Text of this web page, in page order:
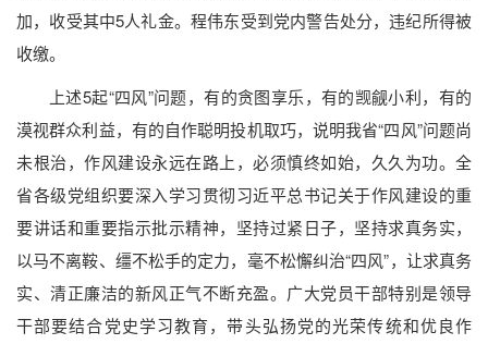
加，收受其中5人礼金。程伟东受到党内警告处分，违纪所得被
收缴。
上述5起“四风”问题，有的贪图享乐，有的觊觎小利，有的
漠视群众利益，有的自作聪明投机取巧，说明我省“四风”问题尚
未根治，作风建设永远在路上，必须慎终如始，久久为功。全
省各级党组织要深入学习贯彻习近平总书记关于作风建设的重
要讲话和重要指示批示精神，坚持过紧日子，坚持求真务实，
以马不离鞍、缰不松手的定力，毫不松懈纠治“四风”，让求真务
实、清正廉洁的新风正气不断充盈。广大党员干部特别是领导
干部要结合党史学习教育，带头弘扬党的光荣传统和优良作